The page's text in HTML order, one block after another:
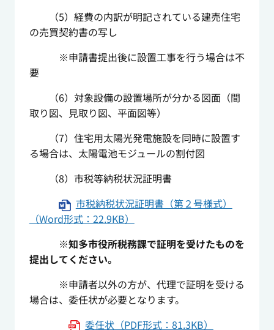
（5）経費の内訳が明記されている建売住宅
の売買契約書の写し
※申請書提出後に設置工事を行う場合は不
要
（6）対象設備の設置場所が分かる図面（間
取り図、見取り図、平面図等）
（7）住宅用太陽光発電施設を同時に設置す
る場合は、太陽電池モジュールの割付図
（8）市税等納税状況証明書
市税納税状況証明書（第２号様式）
（Word形式：22.9KB）
※知多市役所税務課で証明を受けたものを
提出してください。
※申請者以外の方が、代理で証明を受ける
場合は、委任状が必要となります。
委任状（PDF形式：81.3KB）